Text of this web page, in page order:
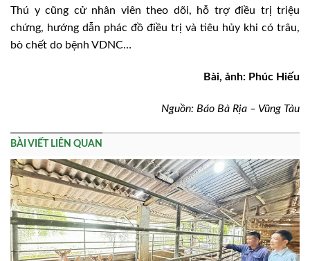
Thú y cũng cử nhân viên theo dõi, hỗ trợ điều trị triệu
chứng, hướng dẫn phác đồ điều trị và tiêu hủy khi có trâu,
bò chết do bệnh VDNC…
Bài, ảnh: Phúc Hiếu
Nguồn: Báo Bà Rịa – Vũng Tàu
BÀI VIẾT LIÊN QUAN